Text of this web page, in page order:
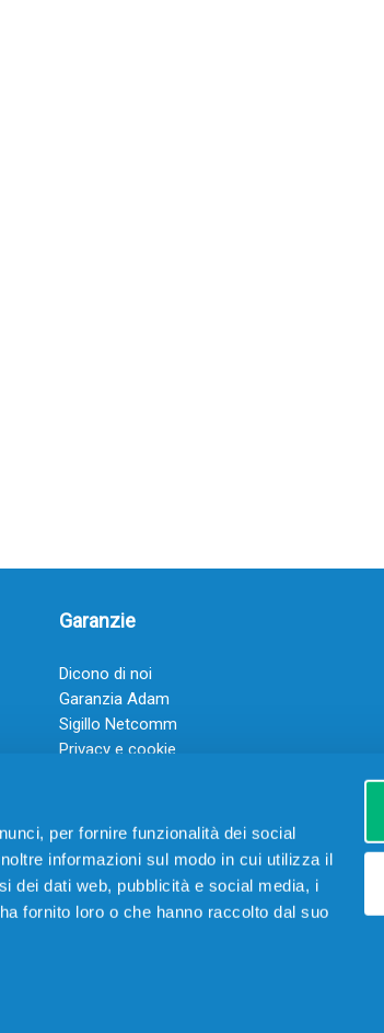
per fornire funzionalità dei social
informazioni sul modo in cui utilizza il
dei dati web, pubblicità e social media, i
fornito loro o che hanno raccolto dal suo
Garanzie
Dicono di noi
Garanzia Adam
Sigillo Netcomm
Privacy e cookie